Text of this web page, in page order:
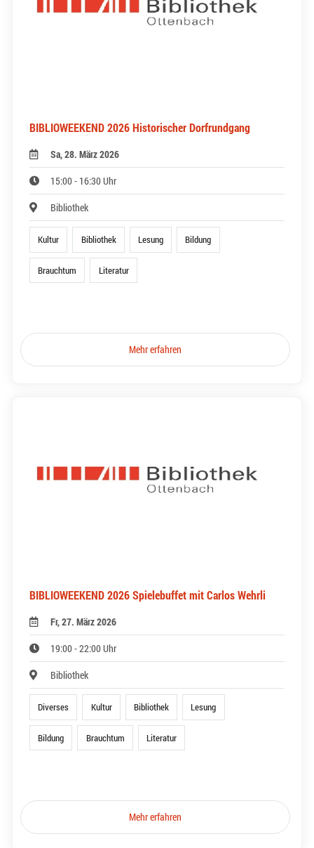
BIBLIOWEEKEND 2026 Historischer Dorfrundgang
Sa, 28. März 2026
15:00 - 16:30 Uhr
Bibliothek
Kultur Bibliothek Lesung Bildung
Brauchtum Literatur
Mehr erfahren
BIBLIOWEEKEND 2026 Spielebuffet mit Carlos Wehrli
Fr, 27. März 2026
19:00 - 22:00 Uhr
Bibliothek
Diverses Kultur Bibliothek Lesung
Bildung Brauchtum Literatur
Mehr erfahren